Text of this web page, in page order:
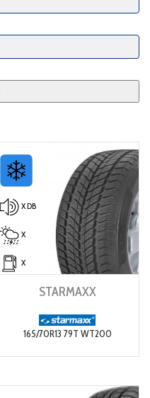
X DB
X
X
STARMAXX
165/70R13 79T WT200